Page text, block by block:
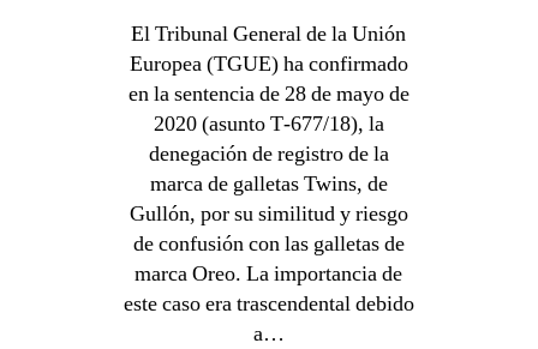
El Tribunal General de la Unión
Europea (TGUE) ha confirmado
en la sentencia de 28 de mayo de
2020 (asunto T‑677/18), la
denegación de registro de la
marca de galletas Twins, de
Gullón, por su similitud y riesgo
de confusión con las galletas de
marca Oreo. La importancia de
este caso era trascendental debido
a…